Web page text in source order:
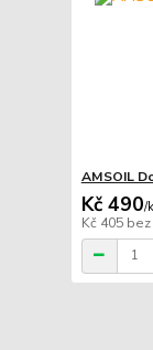
AMSOIL
Kč 490/
Kč 405 bez